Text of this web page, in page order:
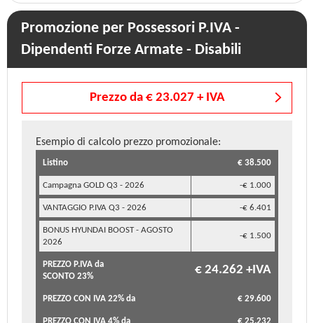
Promozione per Possessori P.IVA -
Dipendenti Forze Armate - Disabili
Prezzo da € 23.027 + IVA
Esempio di calcolo prezzo promozionale:
Listino € 38.500
Campagna GOLD Q3 - 2026 -€ 1.000
VANTAGGIO P.IVA Q3 - 2026 -€ 6.401
BONUS HYUNDAI BOOST - AGOSTO
2026
-€ 1.500
PREZZO P.IVA da
SCONTO 23%
€ 24.262 +IVA
PREZZO CON IVA 22% da € 29.600
PREZZO CON IVA 4% da € 25.232